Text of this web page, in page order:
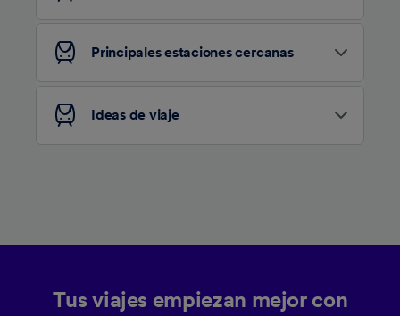
Principales estaciones cercanas
Ideas de viaje
Tus viajes empiezan mejor con